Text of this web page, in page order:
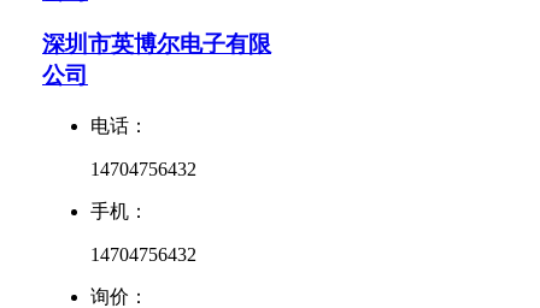
深圳市英博尔电子有限
公司
电话：
14704756432
手机：
14704756432
询价：